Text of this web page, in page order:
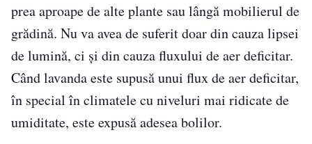
prea aproape de alte plante sau lângă mobilierul de
grădină. Nu va avea de suferit doar din cauza lipsei
de lumină, ci și din cauza fluxului de aer deficitar.
Când lavanda este supusă unui flux de aer deficitar,
în special în climatele cu niveluri mai ridicate de
umiditate, este expusă adesea bolilor.